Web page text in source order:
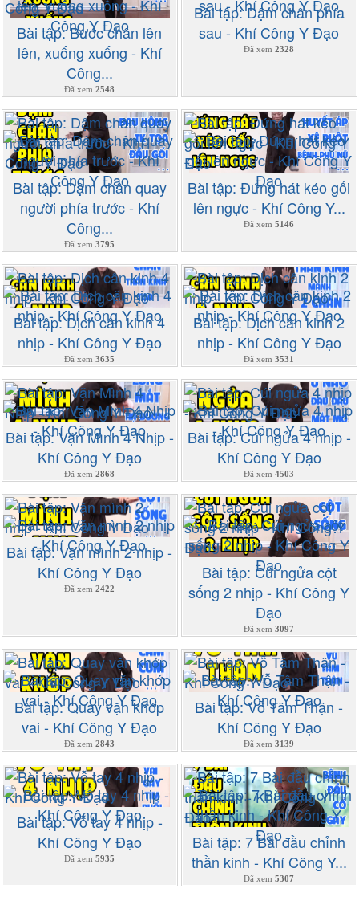
Bài tập: Bước chân lên
lên, xuống xuống - Khí
Công...
Đã xem2548
Bài tập: Dậm chân phía
sau - Khí Công Y Đạo
Đã xem2328
Bài tập: Dậm chân quay
người phía trước - Khí
Công...
Đã xem3795
Bài tập: Đứng hát kéo gối
lên ngực - Khí Công Y...
Đã xem5146
Bài tập: Dịch cân kinh 4
nhịp - Khí Công Y Đạo
Đã xem3635
Bài tập: Dịch cân kinh 2
nhịp - Khí Công Y Đạo
Đã xem3531
Bài tập: Vặn Mình 4 Nhịp -
Khí Công Y Đạo
Đã xem2868
Bài tập: Cúi ngửa 4 nhịp -
Khí Công Y Đạo
Đã xem4503
Bài tập: Vặn mình 2 nhịp -
Khí Công Y Đạo
Đã xem2422
Bài tập: Cúi ngửa cột
sống 2 nhịp - Khí Công Y
Đạo
Đã xem3097
Bài tập: Quay vặn khớp
vai - Khí Công Y Đạo
Đã xem2843
Bài tập: Vỗ Tâm Thận -
Khí Công Y Đạo
Đã xem3139
Bài tập: Vỗ tay 4 nhịp -
Khí Công Y Đạo
Đã xem5935
Bài tập: 7 Bài đầu chỉnh
thần kinh - Khí Công Y...
Đã xem5307